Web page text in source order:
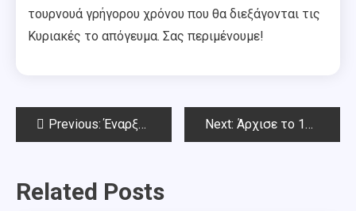
τουρνουά γρήγορου χρόνου που θα διεξάγονται τις
Κυριακές το απόγευμα. Σας περιμένουμε!
PostPrevious: Έναρξη μαθημάτων την Πέμπτη 19 Σεπτεμβρίου 2024 Next: Άρχισε το 190ό Open ΣΟΑ, αύριο Σάββατο 20/9 ξεκινά το Φθινοπωρινό Open Chess Square 2024
Related Posts